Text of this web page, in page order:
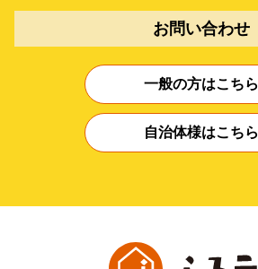
お問い合わせ
一般の方はこちら
自治体様はこちら